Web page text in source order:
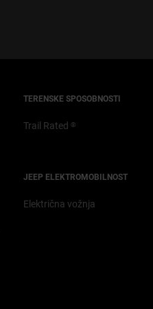
TERENSKE SPOSOBNOSTI​
Trail Rated ®
JEEP ELEKTROMOBILNOST​
Električna vožnja​